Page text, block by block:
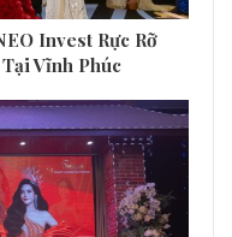
Invest Rực Rỡ
Vĩnh Phúc